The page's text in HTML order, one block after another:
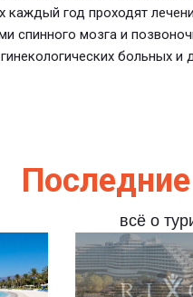
каждый год проходят
спинного мозга и
больных и
всё о